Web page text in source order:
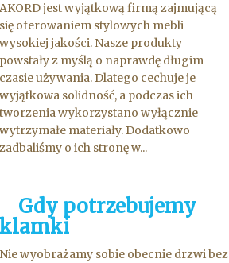
AKORD jest wyjątkową firmą zajmującą
się oferowaniem stylowych mebli
wysokiej jakości. Nasze produkty
powstały z myślą o naprawdę długim
czasie używania. Dlatego cechuje je
wyjątkowa solidność, a podczas ich
tworzenia wykorzystano wyłącznie
wytrzymałe materiały. Dodatkowo
zadbaliśmy o ich stronę w...
Gdy potrzebujemy
klamki
Nie wyobrażamy sobie obecnie drzwi bez